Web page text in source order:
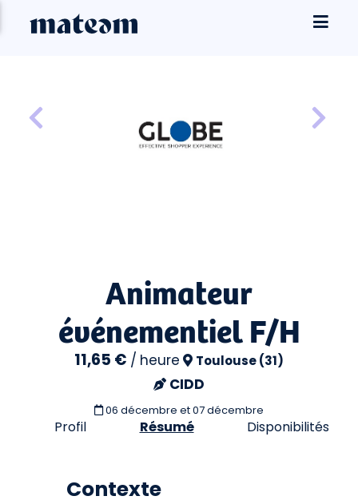
Animateur
événementiel F/H
11,65 € / heure Toulouse (31)
CIDD
06 décembre et 07 décembre
Profil Résumé Disponibilités
Contexte